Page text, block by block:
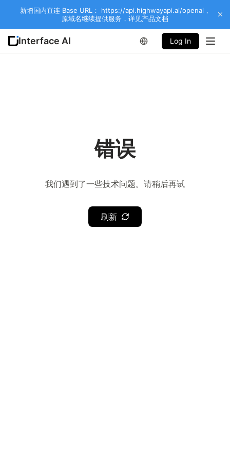
新增国内直连 Base URL： https://api.highwayapi.ai/openai，
原域名继续提供服务，详见产品文档
Interface AI Log In
错误
我们遇到了一些技术问题。请稍后再试
刷新